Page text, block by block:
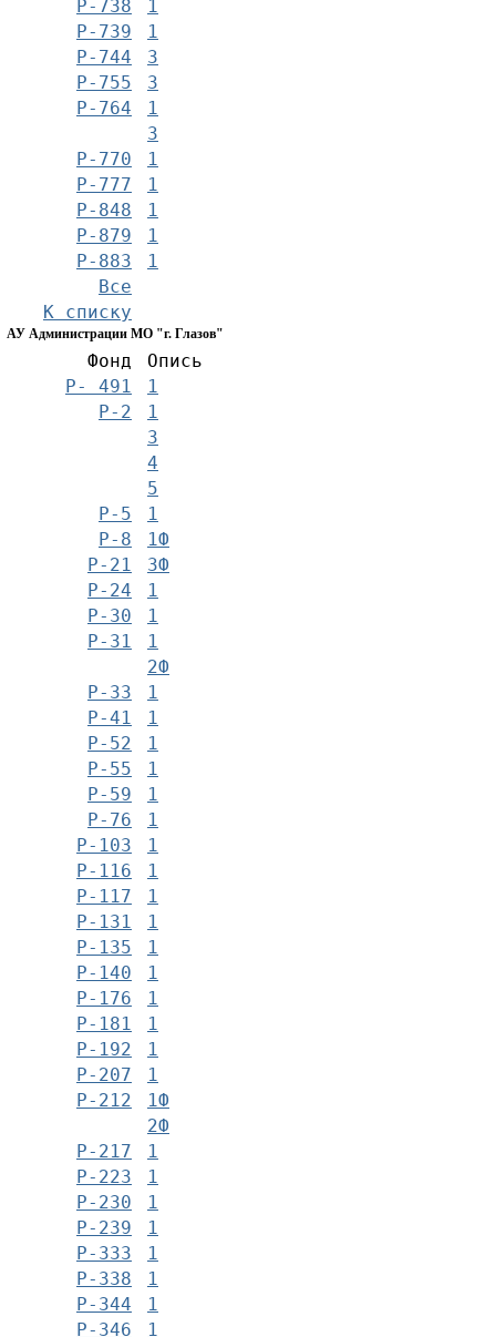
Р-738
1
Р-739
1
Р-744
3
Р-755
3
Р-764
1
3
Р-770
1
Р-777
1
Р-848
1
Р-879
1
Р-883
1
Все
К списку
АУ Администрации МО "г. Глазов"
Фонд
Опись
Р- 491
1
Р-2
1
3
4
5
Р-5
Р-8
1
Р-21
1Ф
3Ф
Р-24
1
Р-30
1
Р-31
1
2Ф
Р-33
1
Р-41
1
Р-52
1
Р-55
1
Р-59
1
Р-76
1
Р-103
1
Р-116
1
Р-117
1
Р-131
1
Р-135
1
Р-140
1
Р-176
1
Р-181
1
Р-192
1
Р-207
1
Р-212
1Ф
2Ф
Р-217
1
Р-223
1
Р-230
1
Р-239
1
Р-333
1
Р-338
1
Р-344
1
Р-346
1